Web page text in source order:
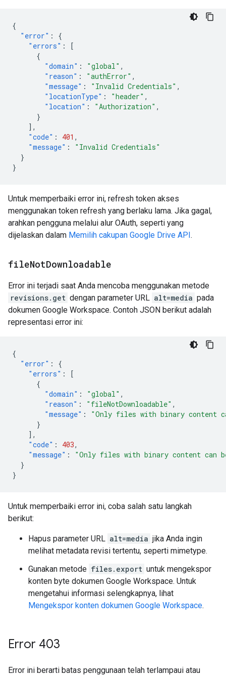
{
"error" :
{
"errors" :
[
{
"domain" : "global" ,
"reason" : "authError" ,
"message" : "Invalid Credentials" ,
"locationType" : "header" ,
"location" : "Authorization" ,
}
],
"code" : 401 ,
"message" :
"Invalid Credentials"
}
}
Untuk memperbaiki error ini, refresh token akses
menggunakan token refresh yang berlaku lama. Jika gagal,
arahkan pengguna melalui alur OAuth, seperti yang
dijelaskan dalam Memilih cakupan Google Drive API.
fileNotDownloadable
Error ini terjadi saat Anda mencoba menggunakan metode
revisions.get dengan parameter URL alt=media pada
dokumen Google Workspace. Contoh JSON berikut adalah
representasi error ini:
{
"error" :
{
"errors" :
[
{
"domain" : "global" ,
"reason" : "fileNotDownloadable" ,
"message" :
"Only files with binary content
}
],
"code" : 403,
"message" :
"Only files with binary content can
}
}
Untuk memperbaiki error ini, coba salah satu langkah
berikut:
Hapus parameter URL alt=media jika Anda ingin
melihat metadata revisi tertentu, seperti mimetype.
Gunakan metode files.export untuk mengekspor
konten byte dokumen Google Workspace. Untuk
mengetahui informasi selengkapnya, lihat
Mengekspor konten dokumen Google Workspace.
Error 403
Error ini berarti batas penggunaan telah terlampaui atau